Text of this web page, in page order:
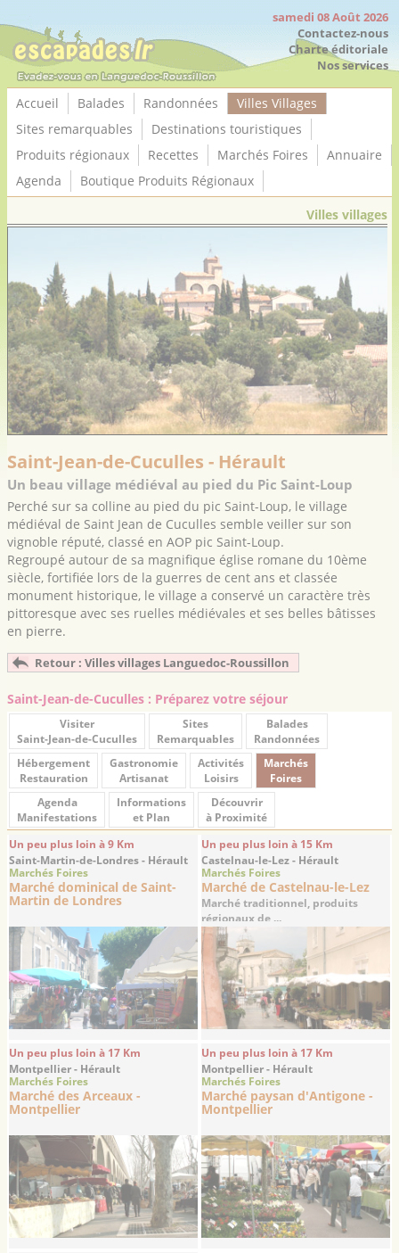
samedi 08 Août 2026
Contactez-nous
Charte éditoriale
Nos services
Accueil Balades Randonnées
Villes Villages
Sites remarquables
Destinations touristiques
Produits régionaux
Recettes Marchés Foires
Annuaire
Agenda
Boutique Produits Régionaux
Villes villages
Saint-Jean-de-Cuculles - Hérault
Un beau village médiéval au pied du Pic Saint-Loup
Perché sur sa colline au pied du pic Saint-Loup, le village
médiéval de Saint Jean de Cuculles semble veiller sur son
vignoble réputé, classé en AOP pic Saint-Loup.
Regroupé autour de sa magnifique église romane du 10ème
siècle, fortifiée lors de la guerres de cent ans et classée
monument historique, le village a conservé un caractère très
pittoresque avec ses ruelles médiévales et ses belles bâtisses
en pierre.
Retour : Villes villages Languedoc-Roussillon
Saint-Jean-de-Cuculles : Préparez votre séjour
Visiter
Saint-Jean-de-Cuculles
Sites
Remarquables
Balades
Randonnées
Hébergement
Restauration
Gastronomie
Artisanat
Activités
Loisirs
Marchés
Foires
Agenda
Manifestations
Informations
et Plan
Découvrir
à Proximité
Un peu plus loin à 9 Km
Saint-Martin-de-Londres - Hérault
Marchés Foires
Marché dominical de Saint-
Martin de Londres
Un peu plus loin à 15 Km
Castelnau-le-Lez - Hérault
Marchés Foires
Marché de Castelnau-le-Lez
Marché traditionnel, produits
régionaux de ...
Un peu plus loin à 17 Km
Montpellier - Hérault
Marchés Foires
Marché des Arceaux -
Montpellier
Un peu plus loin à 17 Km
Montpellier - Hérault
Marchés Foires
Marché paysan d'Antigone -
Montpellier